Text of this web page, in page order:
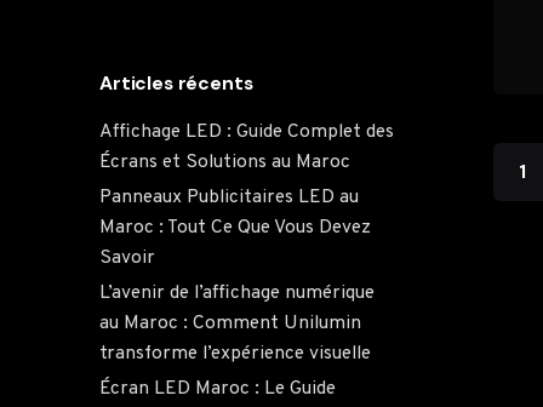
Articles récents
Affichage LED : Guide Complet des
Écrans et Solutions au Maroc
Panneaux Publicitaires LED au
Maroc : Tout Ce Que Vous Devez
Savoir
L’avenir de l’affichage numérique
au Maroc : Comment Unilumin
transforme l’expérience visuelle
Écran LED Maroc : Le Guide
1